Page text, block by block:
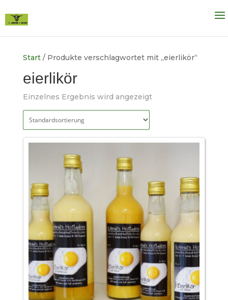
Start/ Produkte verschlagwortet mit „eierlikör“
eierlikör
Einzelnes Ergebnis wird angezeigt